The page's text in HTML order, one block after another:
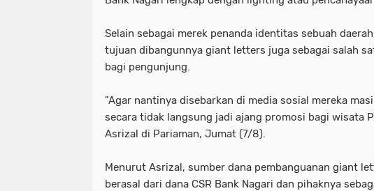
Selain sebagai merek penanda identitas sebuah
tujuan dibangunnya giant letters juga sebagai salah
bagi pengunjung.
"Agar nantinya disebarkan di media sosial mereka
secara tidak langsung jadi ajang promosi bagi wisata
Asrizal di Pariaman, Jumat (7/8).
Menurut Asrizal, sumber dana pembanguanan giant
berasal dari dana CSR Bank Nagari dan pihaknya